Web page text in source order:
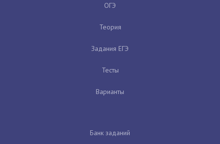
ОГЭ
Теория
Задания ЕГЭ
Тесты
Варианты
Банк заданий